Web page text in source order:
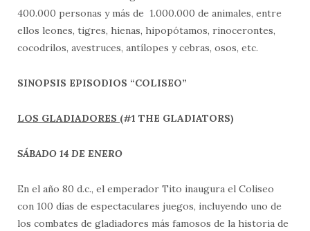
400.000 personas y más de 1.000.000 de animales, entre
ellos leones, tigres, hienas, hipopótamos, rinocerontes,
cocodrilos, avestruces, antílopes y cebras, osos, etc.
SINOPSIS EPISODIOS “COLISEO”
LOS GLADIADORES (#1 THE GLADIATORS)
SÁBADO 14 DE ENERO
En el año 80 d.c., el emperador Tito inaugura el Coliseo
con 100 días de espectaculares juegos, incluyendo uno de
los combates de gladiadores más famosos de la historia de